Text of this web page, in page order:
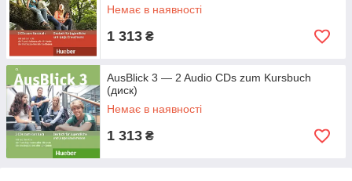
Немає в наявності
1 313 ₴
AusBlick 3 — 2 Audio CDs zum Kursbuch
(диск)
Немає в наявності
1 313 ₴